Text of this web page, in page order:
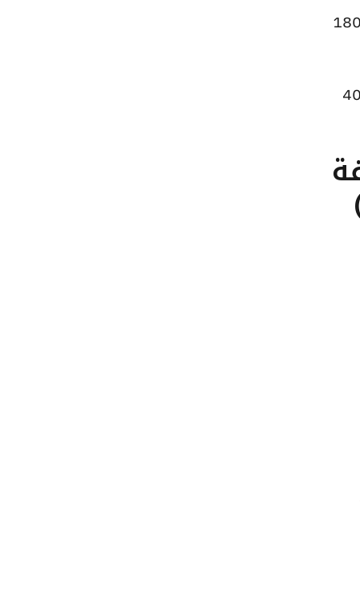
وسجل سعر الاونصة ارتفاعًا ليصل إلى 199950 جنيهًا للبيع و198885 جنيهًا للشراء، مرتفعًا بقيمة 180
وشهد سعر الجنيه الذهب ارتفاعًا ليصبح 45000 جنيهًا للبيع و44760 جنيهًا للشراء، بزيادة قدرها 40